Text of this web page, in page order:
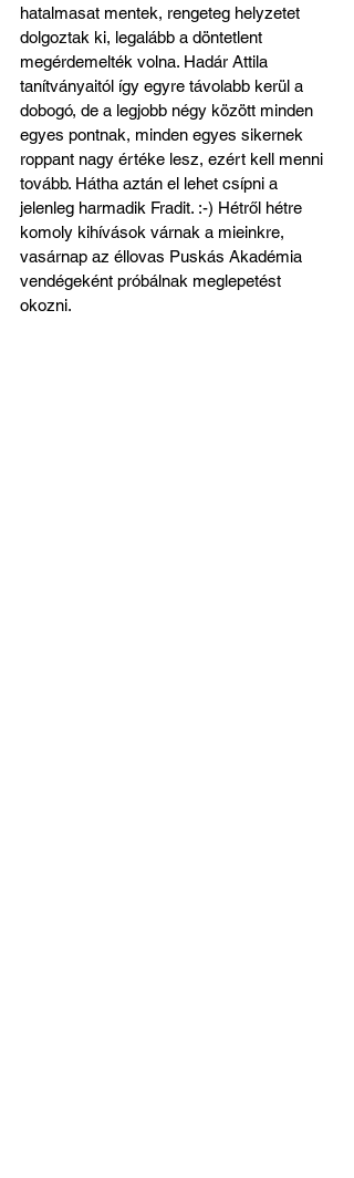
hatalmasat mentek, rengeteg helyzetet
dolgoztak ki, legalább a döntetlent
megérdemelték volna. Hadár Attila
tanítványaitól így egyre távolabb kerül a
dobogó, de a legjobb négy között minden
egyes pontnak, minden egyes sikernek
roppant nagy értéke lesz, ezért kell menni
tovább. Hátha aztán el lehet csípni a
jelenleg harmadik Fradit. :-) Hétről hétre
komoly kihívások várnak a mieinkre,
vasárnap az éllovas Puskás Akadémia
vendégeként próbálnak meglepetést
okozni.